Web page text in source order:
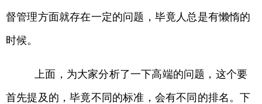
督管理方面就存在一定的问题，毕竟人总是有懒惰的
时候。
上面，为大家分析了一下高端的问题，这个要
首先提及的，毕竟不同的标准，会有不同的排名。下